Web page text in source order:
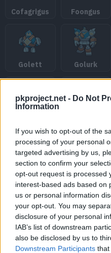
pkproject.net - Do Not
Information
If you wish to opt-out of the
processing of your personal
targeted advertising by us,
section to confirm your
opt-out request is processed
interest-based ads based on
us or personal information
your opt-out. You may
disclosure of your personal
IAB’s list of downstream
also be disclosed by us to
Downstream Participants that
Cofagrigus Foongus
Golett Golurk
Crabrawler Crabominable
Sandygast Palossand